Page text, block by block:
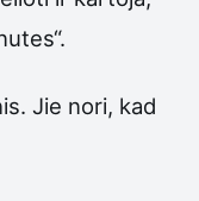
Jie nori, kad